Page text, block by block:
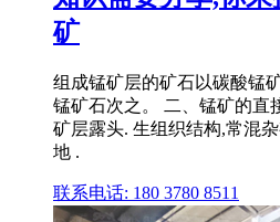
矿
组成锰矿层的矿石以碳酸锰
锰矿石次之。 二、锰矿的直
矿层露头. 生组织结构,常混
地 .
联系电话: 180 3780 8511